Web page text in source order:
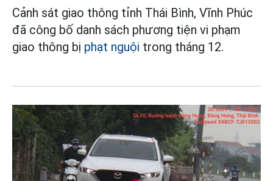
Cảnh sát giao thông tỉnh Thái Bình, Vĩnh Phúc
đã công bố danh sách phương tiện vi phạm
giao thông bị phạt nguội trong tháng 12.